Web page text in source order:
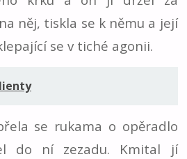
něj, tiskla se k němu a její
se v tiché agonii.
se rukama o opěradlo
do ní zezadu. Kmital jí